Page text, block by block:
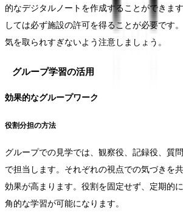
的なデジタルノートを作成することができま
しては必ず施設の許可を得ることが必要です
気を取られすぎないよう注意しましょう。
グループ学習の活用
効果的なグループワーク
役割分担の方法
グループでの見学では、観察役、記録役、質
で担当します。それぞれの視点での気づきを
効果が高まります。役割を固定せず、定期的
角的な学習が可能になります。